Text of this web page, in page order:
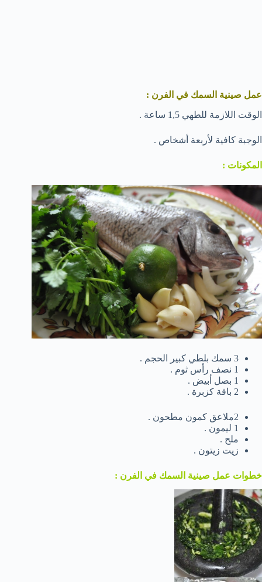
عمل صينية السمك في الفرن :
الوقت اللازمة للطهي 1,5 ساعة .
الوجبة كافية لأربعة أشخاص .
المكونات :
3 سمك بلطي كبير الحجم .
1 نصف رأس ثوم .
1 بصل أبيض .
2 باقة كزبرة .
2ملاعق كمون مطحون .
1 ليمون .
ملح .
زيت زيتون .
خطوات عمل صينية السمك في الفرن :